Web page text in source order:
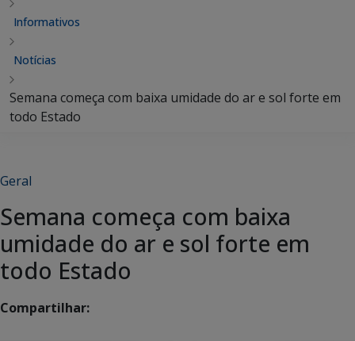
Informativos
Notícias
Semana começa com baixa umidade do ar e sol forte em
todo Estado
Geral
Semana começa com baixa
umidade do ar e sol forte em
todo Estado
Compartilhar: